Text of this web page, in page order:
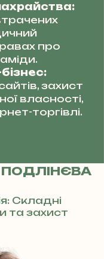
про
захист
власності,
торгівлі.
Складні
та захист